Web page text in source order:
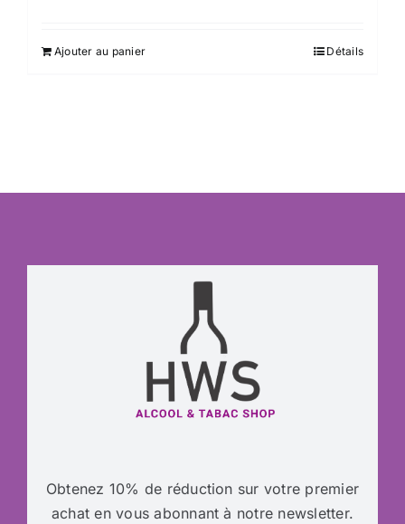
Ajouter au panier Détails
Obtenez 10% de réduction sur votre premier
achat en vous abonnant à notre newsletter.